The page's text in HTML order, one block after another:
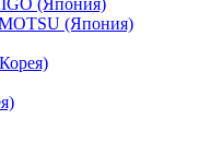
(Япония)
(Япония)